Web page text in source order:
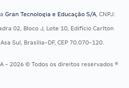
Gran Tecnologia e Educação S/A, CNPJ:
02, Bloco J, Lote 10, Edifício Carlton
Sul, Brasília-DF, CEP 70.070-120.
- 2026 © Todos os direitos reservados ®